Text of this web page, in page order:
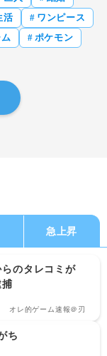
活
ワンピース
ポケモン
急上昇
のタレコミが
オレ的ゲーム速報＠刃
ち